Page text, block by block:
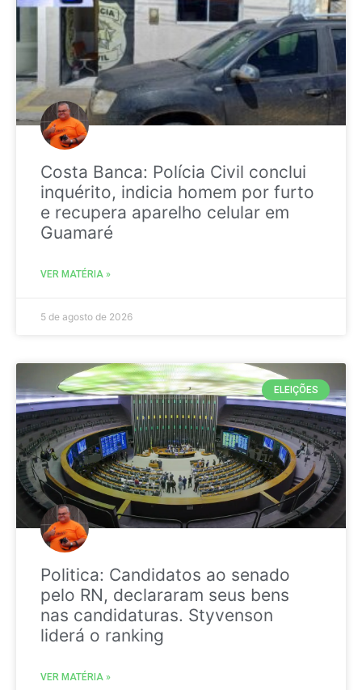
Costa Banca: Polícia Civil conclui
inquérito, indicia homem por furto
e recupera aparelho celular em
Guamaré
VER MATÉRIA »
5 de agosto de 2026
ELEIÇÕES
Politica: Candidatos ao senado
pelo RN, declararam seus bens
nas candidaturas. Styvenson
liderá o ranking
VER MATÉRIA »